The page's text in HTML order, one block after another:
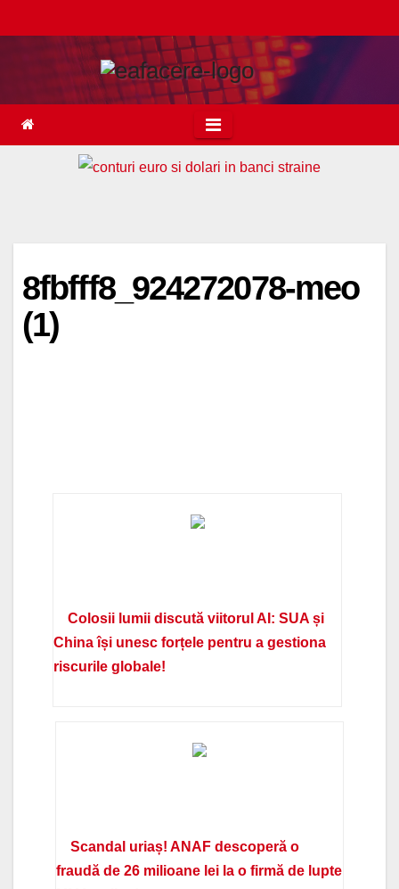
to
8fbfff8_924272078-meo
(1)
Colosii lumii discută viitorul AI: SUA și
China își unesc forțele pentru a gestiona
riscurile globale!
Scandal uriaș! ANAF descoperă o
fraudă de 26 milioane lei la o firmă de lupte